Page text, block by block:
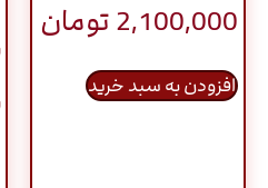
2,100,000تومان
افزودن به سبد خرید